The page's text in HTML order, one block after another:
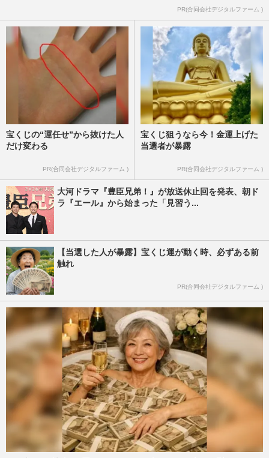
《わずか2年で資産1億円達成》話題のママ
付き合い方”、親からの格…
週刊女性2026年6月2日号 2026/5/24
PR(合同会社デジタルファーム )
宝くじの“運任せ”から抜けた人
だけ変わる
PR(合同会社デジタルファーム )
宝くじ狙うなら今！金運上げた
当選者が暴露
PR(合同会社デジタルファーム )
大河ドラマ『豊臣兄弟！』が放送休止回を発表、朝ド
ラ『エール』から始まった「見習う...
【当選した人が暴露】宝くじ運が動く時、必ずある前
触れ
PR(合同会社デジタルファーム )